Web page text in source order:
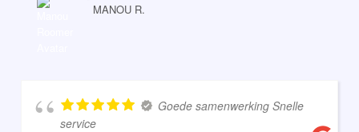
MANOU R.
Goede samenwerking Snelle
service